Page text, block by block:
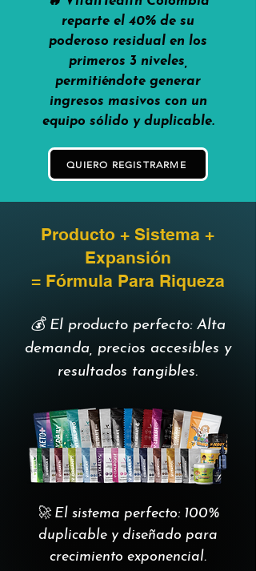
reparte el 40% de su
poderoso residual en los
primeros 3 niveles,
permitiéndote generar
ingresos masivos con un
equipo sólido y duplicable.
QUIERO REGISTRARME
Producto + Sistema +
Expansión
= Fórmula Para Riqueza
💰 El producto perfecto: Alta
demanda, precios accesibles y
resultados tangibles.
🚀 El sistema perfecto: 100%
duplicable y diseñado para
crecimiento exponencial.